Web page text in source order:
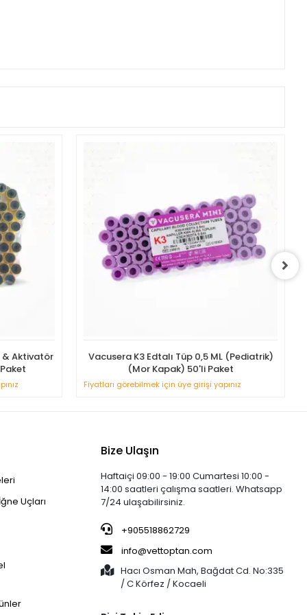
& Aktivatör
Vacusera K3 Edtalı Tüp 0,5 ML (Pediatrik)
(Mor Kapak) 50'li Paket
Fiyatları görebilmek için üye girişi yapınız
Uçları
Bize Ulaşın
Haftaiçi 09:00 - 19:00 Cumartesi 10:00 -
14:00 saatleri çalışma saatleri. Whatsapp
7/24 ulaşabilirsiniz.
+905518862729
info@vettoptan.com
Hacı Osman Mah, Bağdat Cd. No:335
/ C Körfez / Kocaeli